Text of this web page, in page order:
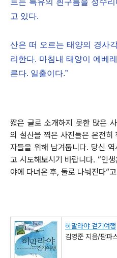
트는 특유의 흰구름을 정수
고 있다.
산은 떠 오르는 태양의 경사
리한다. 마침내 태양이 에베
른다. 일출이다.”
짧은 글로 소개하지 못한 많은
의 설산을 찍은 사진들은 온전히
자들을 위해 남겨둡니다. 당신
고 시도해보시기 바랍니다. “인
야에 다녀온 후, 둘로 나눠진다”
히말라야 걷기여행
김영준 지음/팜파